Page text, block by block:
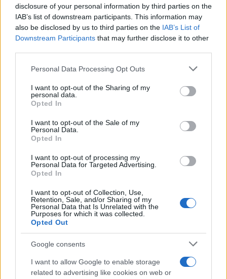
disclosure of your personal information by third parties on the
IAB’s list of downstream participants. This information may
also be disclosed by us to third parties on the IAB’s List of
Downstream Participants that may further disclose it to other
Please note that this website/app uses one or more Google
not limited to your visit or usage behaviour. You may click to
grant or deny consent to Google and its third-party tags to
use your data for below specified purposes in below Google
consent section.
Personal Data Processing Opt Outs
I want to opt-out of the Sharing of my
personal data.
Opted In
I want to opt-out of the Sale of my
Personal Data.
Opted In
I want to opt-out of processing my
Personal Data for Targeted Advertising.
Opted In
I want to opt-out of Collection, Use,
Retention, Sale, and/or Sharing of my
Personal Data that Is Unrelated with the
Purposes for which it was collected.
Opted Out
Google consents
I want to allow Google to enable storage
related to advertising like cookies on web or
2Κυψέλη: Ο περίεργος ηλικιωμένος και το
ταξίδι στην Αράχωβα – Όσα ισχυρίστηκε ο
26χρονος για τον θάνατο της Βρετανίδας
3Η φωτιά στη Δυτική Αττική, από την
κορυφή του Κιθαιρώνα – Το εντυπωσιακό
με 40άρια - Πολύ υψηλός κίνδυνος
πυρκαγιάς σε Αττική, Εύβοια, Λέσβο και
Χίο σήμερα
Μύκονος: Βίντεο με τους αστυνομικούς να
εντοπίζουν την τσάντα Hermès και το
Rolex όπου άρπαξε Έλληνας οδηγός από
Ουκρανό τουρίστα
Πιο σχολιασμένα
Μητσοτάκης στην υπογραφή συμφωνίας
για την ηλεκτρική διασύνδεση Ελλάδας –
Κύπρου: «Ισχυρή ψήφος εμπιστοσύνης» η
είσοδος της Meridiam στην GSI
Το τελευταίο αντίο στον Γιάννη
εκείνο το σπάνιο μέταλλο μιας άλλης
εποχής», είπε ο Κυριάκος Μητσοτάκης